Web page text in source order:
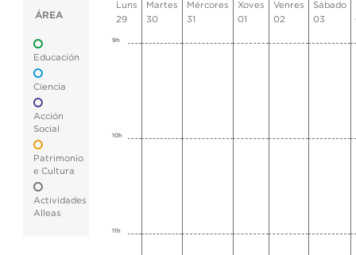
ÁREA
Educación
Ciencia
Acción
Social
Patrimonio
e Cultura
Actividades
Alleas
Luns
29
Martes
30
Mércores
31
Xoves
01
Venres
02
Sábado
03
9h
10h
11h